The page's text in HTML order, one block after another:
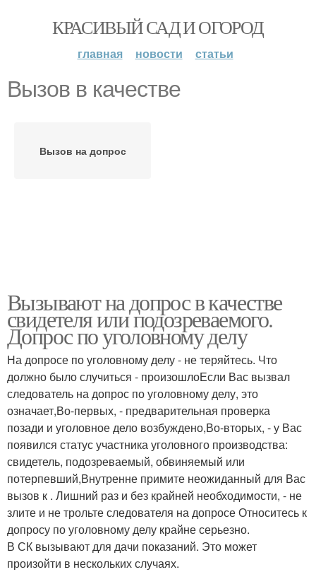
КРАСИВЫЙ САД И ОГОРОД
главная новости статьи
Вызов в качестве
Вызов на допрос
Вызывают на допрос в качестве
свидетеля или подозреваемого.
Допрос по уголовному делу
На допросе по уголовному делу - не теряйтесь. Что
должно было случиться - произошлоЕсли Вас вызвал
следователь на допрос по уголовному делу, это
означает,Во-первых, - предварительная проверка
позади и уголовное дело возбуждено,Во-вторых, - у Вас
появился статус участника уголовного производства:
свидетель, подозреваемый, обвиняемый или
потерпевший,Внутренне примите неожиданный для Вас
вызов к . Лишний раз и без крайней необходимости, - не
злите и не трольте следователя на допросе Относитесь к
допросу по уголовному делу крайне серьезно.
В СК вызывают для дачи показаний. Это может
произойти в нескольких случаях.